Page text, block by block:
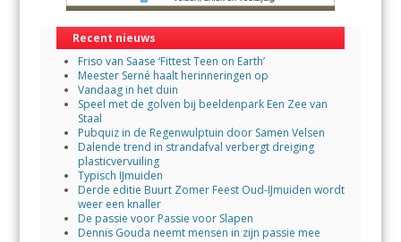
Recent nieuws
Friso van Saase ‘Fittest Teen on Earth’
Meester Serné haalt herinneringen op
Vandaag in het duin
Speel met de golven bij beeldenpark Een Zee van
Staal
Pubquiz in de Regenwulptuin door Samen Velsen
Dalende trend in strandafval verbergt dreiging
plasticvervuiling
Typisch IJmuiden
Derde editie Buurt Zomer Feest Oud-IJmuiden wordt
weer een knaller
De passie voor Passie voor Slapen
Dennis Gouda neemt mensen in zijn passie mee